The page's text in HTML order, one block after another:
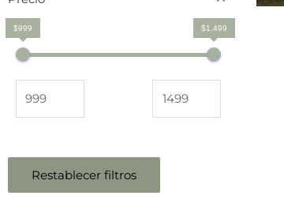
$999 $1,499
Restablecer filtros